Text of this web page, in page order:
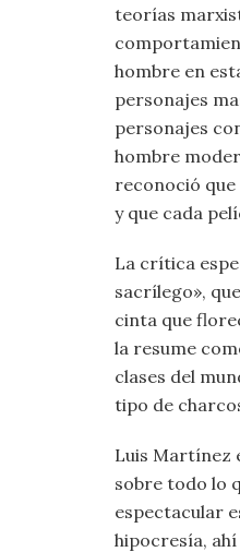
teorías
hombre en
personajes
personajes
hombre
reconoció que
y que cada
La crítica
sacrílego»,
cinta que
la resume
clases del
tipo de
Luis Martínez
sobre todo lo
espectacular
hipocresía,